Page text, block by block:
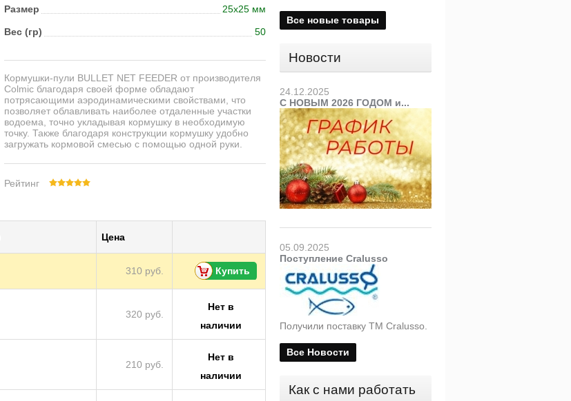
Размер 25х25 мм
Вес (гр) 50
Кормушки-пули BULLET NET FEEDER от производителя
Colmic благодаря своей форме обладают
потрясающими аэродинамическими свойствами, что
позволяет облавливать наиболее отдаленные участки
водоема, точно укладывая кормушку в необходимую
точку. Также благодаря конструкции кормушку удобно
загружать кормовой смесью с помощью одной руки.
Рейтинг
Цена
310 руб. Купить
320 руб.
Нет в
наличии
210 руб.
Нет в
наличии
Все новые товары
Новости
24.12.2025
С НОВЫМ 2026 ГОДОМ и...
05.09.2025
Поступление Cralusso
Получили поставку ТМ Cralusso.
Все Новости
Как с нами работать